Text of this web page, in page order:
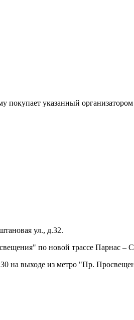
покупает указанный
ул., д.32.
по новой трассе Парнас –
на выходе из метро "Пр.